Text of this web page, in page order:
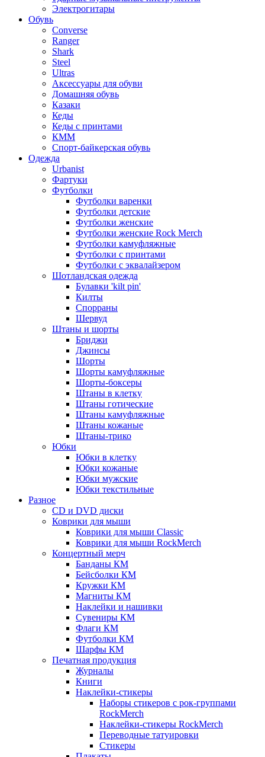
Электрогитары
Обувь
Converse
Ranger
Shark
Steel
Ultras
Аксессуары для обуви
Домашняя обувь
Казаки
Кеды
Кеды с принтами
КММ
Спорт-байкерская обувь
Одежда
Urbanist
Фартуки
Футболки
Футболки варенки
Футболки детские
Футболки женские
Футболки женские Rock Merch
Футболки камуфляжные
Футболки с принтами
Футболки с эквалайзером
Шотландская одежда
Булавки 'kilt pin'
Килты
Спорраны
Шервуд
Штаны и шорты
Бриджи
Джинсы
Шорты
Шорты камуфляжные
Шорты-боксеры
Штаны в клетку
Штаны готические
Штаны камуфляжные
Штаны кожаные
Штаны-трико
Юбки
Юбки в клетку
Юбки кожаные
Юбки мужские
Юбки текстильные
Разное
CD и DVD диски
Коврики для мыши
Коврики для мыши Classic
Коврики для мыши RockMerch
Концертный мерч
Банданы КМ
Бейсболки КМ
Кружки КМ
Магниты КМ
Наклейки и нашивки
Сувениры КМ
Флаги КМ
Футболки КМ
Шарфы КМ
Печатная продукция
Журналы
Книги
Наклейки-стикеры
Наборы стикеров с рок-группами
RockMerch
Наклейки-стикеры RockMerch
Переводные татуировки
Стикеры